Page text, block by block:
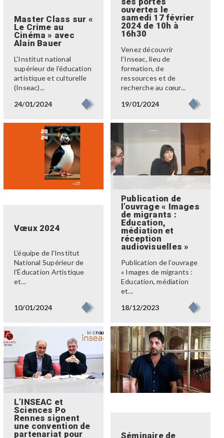
Master Class sur «
Le Crime au
Cinéma » avec
Alain Bauer
L'Institut national
supérieur de l’éducation
artistique et culturelle
(Inseac)...
24/01/2024
ouvertes le
samedi 17 février
2024 de 10h à
16h30
Venez découvrir
l’Inseac, lieu de
formation, de
ressources et de
recherche au cœur...
19/01/2024
Vœux 2024
L'équipe de l'Institut
National Supérieur de
l'Éducation Artistique
et...
10/01/2024
Publication de
l’ouvrage « Images
de migrants :
Education,
médiation et
réception
audiovisuelles »
Publication de l’ouvrage
« Images de migrants :
Education, médiation
et...
18/12/2023
L’INSEAC et
Sciences Po
Rennes signent
une convention de
partenariat pour
Séminaire de